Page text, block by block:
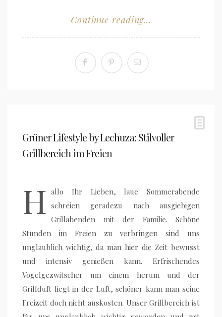
Continue reading...
Grüner Lifestyle by Lechuza: Stilvoller
Grillbereich im Freien
H allo Ihr Lieben, laue Sommerabende
schreien geradezu nach ausgiebigen
Grillabenden mit der Familie. Schöne
Stunden im Freien zu verbringen sind uns
unglaublich wichtig, da man hier die Zeit bewusst
und intensiv genießen kann. Erfrischendes
Vogelgezwitscher um einem herum und der
Grillduft liegt in der Luft, schöner kann man seine
Freizeit doch nicht auskosten. Unser Grillbereich ist